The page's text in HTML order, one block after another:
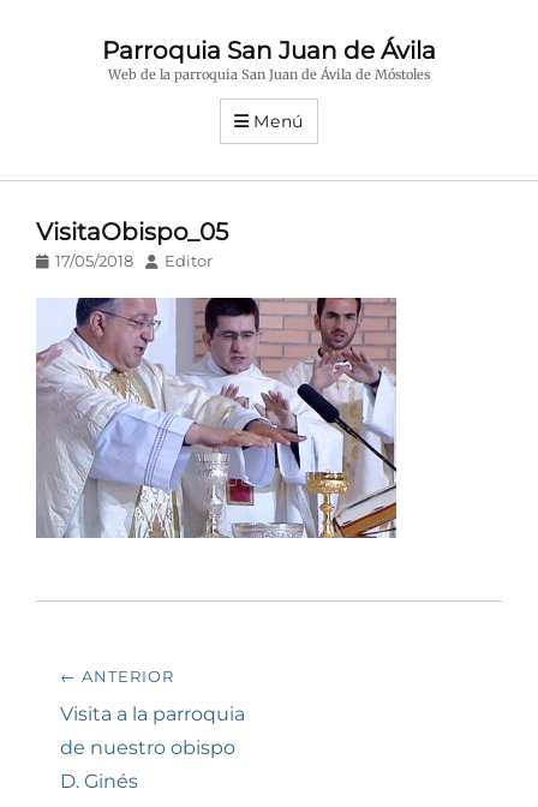
Parroquia San Juan de Ávila
Web de la parroquia San Juan de Ávila de Móstoles
Menú
VisitaObispo_05
Publicado
17/05/2018 AutorEditor
Navegación
de
entradas
← ANTERIOR
Entrada
anterior:
Visita a la parroquia
de nuestro obispo
D. Ginés